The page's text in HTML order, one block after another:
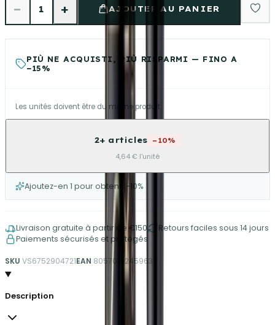
− 1 + AJOUTER AU PANIER
PIÙ NE ACQUISTI, PIÙ RISPARMI — FINO A
−15%
Les unités doivent être du même produit.
2+ articles −10%
4,64 € l'unité
Ajoutez-en 1 pour obtenir −10%
Livraison gratuite à partir de €150
Retours faciles sous 14 jours
Paiements sécurisés et protégés
SKU VS6752904721EAN 8057018245963
Description